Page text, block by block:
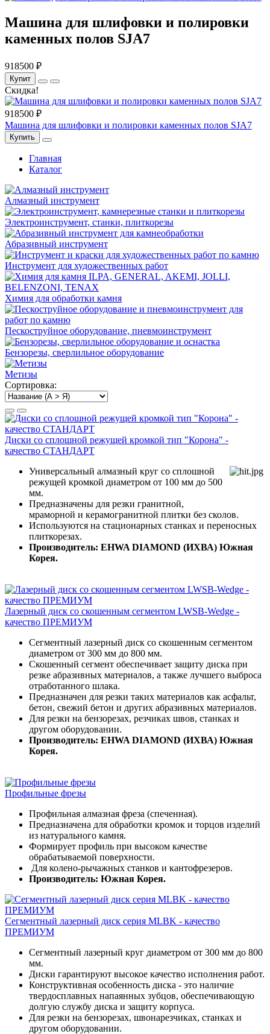
Машина для шлифовки и полировки
каменных полов SJA7
918500 ₽
Купит
Скидка!
918500 ₽
Машина для шлифовки и полировки каменных полов SJA7
Купить
Главная
Каталог
Алмазный инструмент
Электро­инструмент, станки, плиткорезы
Абразивный инструмент
Инструмент для художественных работ
Химия для обработки камня
Пескоструйное оборудование, пневмоинструмент
Бензорезы, сверлильное оборудование
Метизы
Сортировка:
Диски со сплошной режущей кромкой тип "Корона" -
качество СТАНДАРТ
Универсальный алмазный круг со сплошной
режущей кромкой диаметром от 100 мм до 500
мм.
Предназначены для резки гранитной,
мраморной и керамогранитной плитки без сколов.
Используются на стационарных станках и переносных
плиткорезах.
Производитель: EHWA DIAMOND (ИХВА) Южная
Корея.
Лазерный диск со скошенным сегментом LWSB-Wedge -
качество ПРЕМИУМ
Сегментный лазерный диск со скошенным сегментом
диаметром от 300 мм до 800 мм.
Скошенный сегмент обеспечивает защиту диска при
резке абразивных материалов, а также лучшего выброса
отработанного шлака.
Предназначен для резки таких материалов как асфальт,
бетон, свежий бетон и других абразивных материалов.
Для резки на бензорезах, резчиках швов, станках и
другом оборудовании.
Производитель: EHWA DIAMOND (ИХВА) Южная
Корея.
Профильные фрезы
Профильная алмазная фреза (спеченная).
Предназначена для обработки кромок и торцов изделий
из натурального камня.
Формирует профиль при высоком качестве
обрабатываемой поверхности.
Для колено-рычажных станков и кантофрезеров.
Производитель: Южная Корея.
Сегментный лазерный диск серия MLBK - качество
ПРЕМИУМ
Сегментный лазерный круг диаметром от 300 мм до 800
мм.
Диски гарантируют высокое качество исполнения работ.
Конструктивная особенность диска - это наличие
твердосплавных напаянных зубцов, обеспечивающую
долгую службу диска и защиту корпуса.
Для резки на бензорезах, швонарезчиках, станках и
другом оборудовании.